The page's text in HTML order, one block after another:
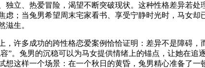
立、热爱冒险，渴望不断突破现状。这种性格差异若
；当兔男希望周末宅家看书、享受宁静时光时，马女
滋生。
许多成功的跨性格恋爱案例恰恰证明：差异不是障碍
”。兔男的沉稳可以为马女提供情绪上的锚点，让她在追
这样一个场景：在一个秋日的黄昏，兔男精心准备了